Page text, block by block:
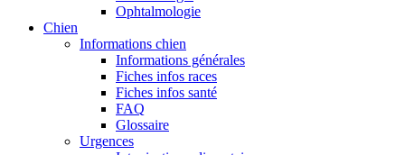
Ophtalmologie
Chien
Informations chien
Informations générales
Fiches infos races
Fiches infos santé
FAQ
Glossaire
Urgences